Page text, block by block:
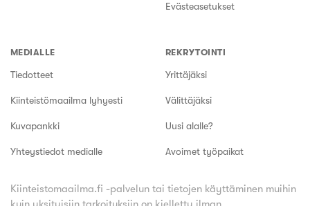
Evästeasetukset
MEDIALLE
Tiedotteet
Kiinteistömaailma lyhyesti
Kuvapankki
Yhteystiedot medialle
REKRYTOINTI
Yrittäjäksi
Välittäjäksi
Uusi alalle?
Avoimet työpaikat
Kiinteistomaailma.fi -palvelun tai tietojen käyttäminen muihin